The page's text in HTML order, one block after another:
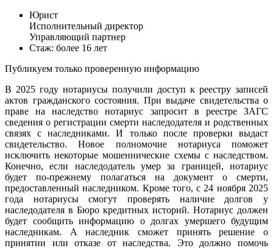
Юрист
Исполнительный директор
Управляющий партнер
Стаж: более 16 лет
Публикуем только проверенную информацию
В 2025 году нотариусы получили доступ к реестру записей
актов гражданского состояния. При выдаче свидетельства о
праве на наследство нотариус запросит в реестре ЗАГС
сведения о регистрации смерти наследодателя и родственных
связях с наследниками. И только после проверки выдаст
свидетельство. Новое полномочие нотариуса поможет
исключить некоторые мошеннические схемы с наследством.
Конечно, если наследодатель умер за границей, нотариус
будет по-прежнему полагаться на документ о смерти,
предоставленный наследником. Кроме того, с 24 ноября 2025
года нотариусы смогут проверять наличие долгов у
наследодателя в Бюро кредитных историй. Нотариус должен
будет сообщить информацию о долгах умершего будущим
наследникам. А наследник сможет принять решение о
принятии или отказе от наследства. Это должно помочь